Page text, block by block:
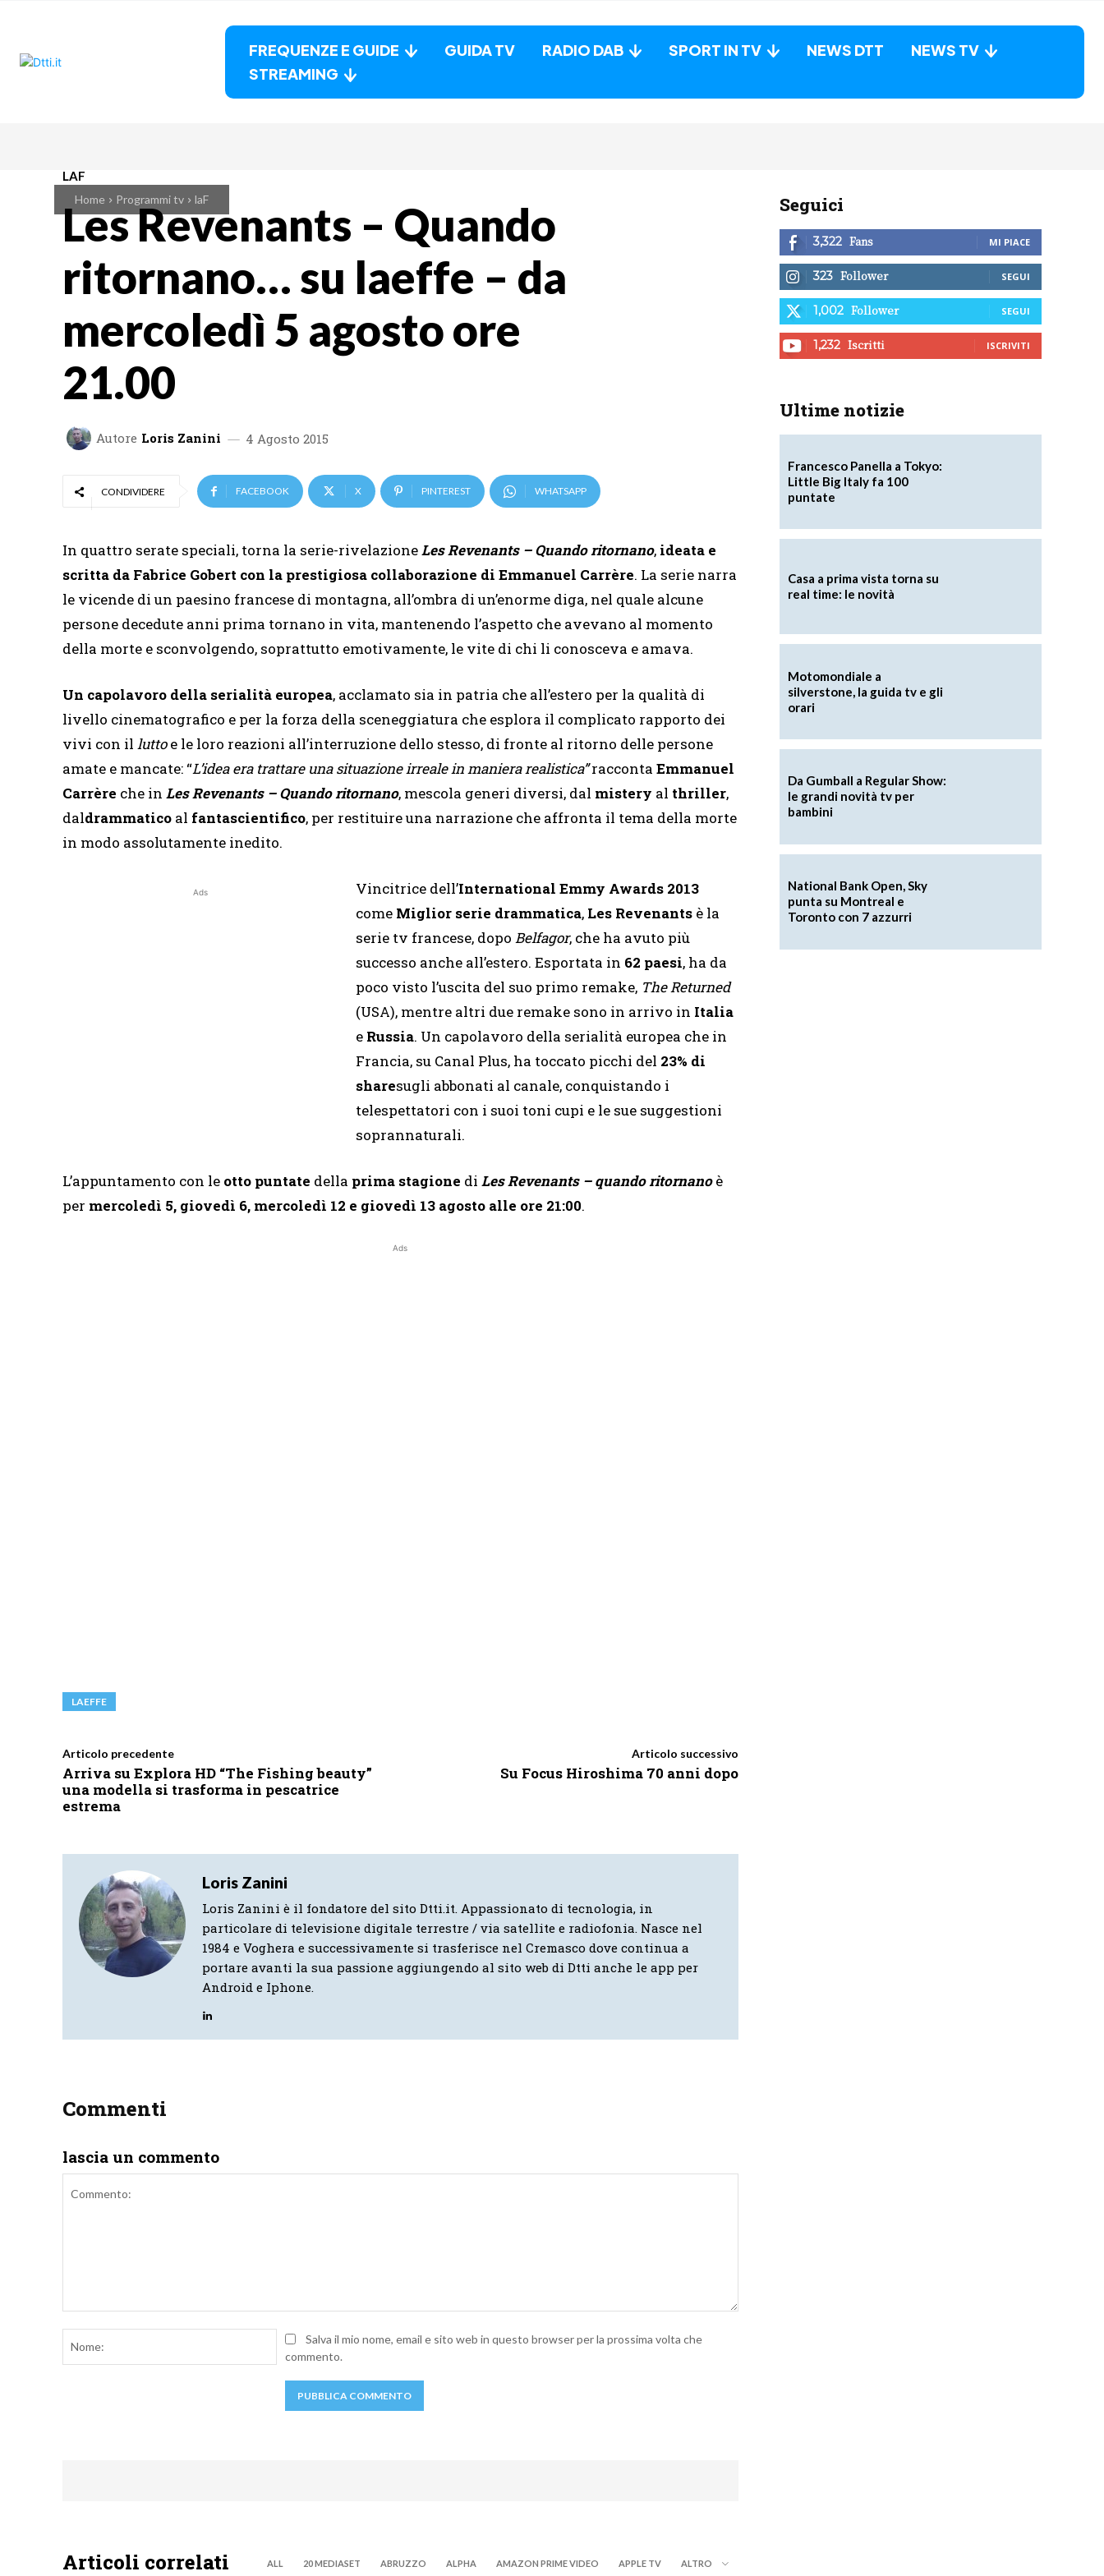
FREQUENZE E GUIDE GUIDA TV RADIO DAB SPORT IN TV NEWS DTT
NEWS TV
STREAMING
Home Programmi tv laF
LAF
Les Revenants – Quando
ritornano… su laeffe – da
mercoledì 5 agosto ore
21.00
Autore Loris Zanini 4 Agosto 2015
CONDIVIDERE FACEBOOK X PINTEREST WHATSAPP
In quattro serate speciali, torna la serie-rivelazioneLes Revenants – Quando ritornano, ideata e
scritta da Fabrice Gobert con la prestigiosa collaborazione di Emmanuel Carrère. La serie narra
le vicende di un paesino francese di montagna, all’ombra di un’enorme diga, nel quale alcune
persone decedute anni prima tornano in vita, mantenendo l’aspetto che avevano al momento
della morte e sconvolgendo, soprattutto emotivamente, le vite di chi li conosceva e amava.
Un capolavoro della serialità europea, acclamato sia in patria che all’estero per la qualità di
livello cinematografico e per la forza della sceneggiatura che esplora il complicato rapporto dei
vivi con il luttoe le loro reazioni all’interruzione dello stesso, di fronte al ritorno delle persone
amate e mancate: “L’idea era trattare una situazione irreale in maniera realistica”racconta Emmanuel
Carrère che in LesRevenants – Quando ritornano, mescola generi diversi, dal mistery al thriller,
daldrammatico al fantascientifico, per restituire una narrazione che affronta il tema della morte
in modo assolutamente inedito.
Ads Vincitrice dell’International Emmy Awards 2013
come Miglior serie drammatica, Les Revenants è la
serie tv francese, dopo Belfagor, che ha avuto più
successo anche all’estero. Esportata in 62 paesi, ha da
poco visto l’uscita del suo primo remake, The Returned
(USA), mentre altri due remake sono in arrivo in Italia
e Russia. Un capolavoro della serialità europea che in
Francia, su Canal Plus, ha toccato picchi del 23% di
sharesugli abbonati al canale, conquistando i
telespettatori con i suoi toni cupi e le sue suggestioni
soprannaturali.
L’appuntamento con le otto puntate della prima stagione di Les Revenants – quando ritornanoè
per mercoledì 5, giovedì 6, mercoledì 12 e giovedì 13 agosto alle ore 21:00.
Ads
LAEFFE
Articolo precedente
Arriva su Explora HD “The Fishing beauty”
una modella si trasforma in pescatrice
estrema
Articolo successivo
Su Focus Hiroshima 70 anni dopo
Loris Zanini
Loris Zanini è il fondatore del sito Dtti.it. Appassionato di tecnologia, in
particolare di televisione digitale terrestre / via satellite e radiofonia. Nasce nel
1984 e Voghera e successivamente si trasferisce nel Cremasco dove continua a
portare avanti la sua passione aggiungendo al sito web di Dtti anche le app per
Android e Iphone.
Commenti
lascia un commento
Nome:Salva il mio nome, email e sito web in questo browser per la prossima volta che
commento.
Articoli correlati ALL 20 MEDIASET ABRUZZO ALPHA AMAZON PRIME VIDEO APPLE TV ALTRO
Seguici
3,322 Fans MI PIACE
323 Follower SEGUI
1,002 Follower SEGUI
1,232 Iscritti ISCRIVITI
Ultime notizie
Francesco Panella a Tokyo:
Little Big Italy fa 100
puntate
Casa a prima vista torna su
real time: le novità
Motomondiale a
silverstone, la guida tv e gli
orari
Da Gumball a Regular Show:
le grandi novità tv per
bambini
National Bank Open, Sky
punta su Montreal e
Toronto con 7 azzurri